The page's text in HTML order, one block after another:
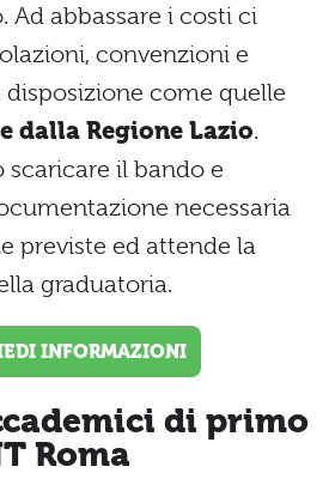
Ad abbassare i costi ci
convenzioni e
come quelle
dalla Regione Lazio.
il bando e
necessaria
previste ed attende la
graduatoria.
INFORMAZIONI
di primo
Roma